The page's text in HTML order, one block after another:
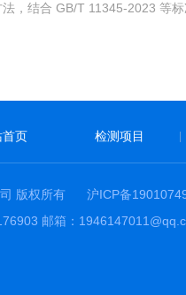
法，结合 GB/T 11345-2023 等
首页 检测项目
司 版权所有 沪ICP备
邮箱：